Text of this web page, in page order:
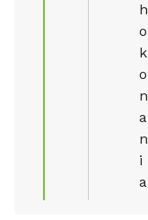
h
o
k
o
n
a
n
i
a